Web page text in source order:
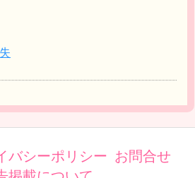
バシーポリシー お問合せ